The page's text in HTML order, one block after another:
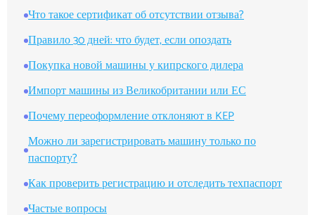
Что такое сертификат об отсутствии отзыва?
Правило 30 дней: что будет, если опоздать
Покупка новой машины у кипрского дилера
Импорт машины из Великобритании или ЕС
Почему переоформление отклоняют в KEP
Можно ли зарегистрировать машину только по
паспорту?
Как проверить регистрацию и отследить техпаспорт
Частые вопросы